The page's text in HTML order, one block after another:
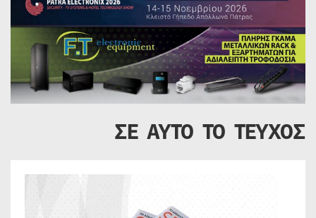
ΣΕ ΑΥΤΟ ΤΟ ΤΕΥΧΟΣ